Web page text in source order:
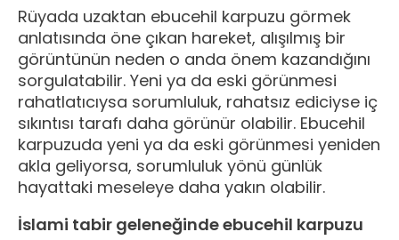
Rüyada uzaktan ebucehil karpuzu görmek
anlatısında öne çıkan hareket, alışılmış bir
görüntünün neden o anda önem kazandığını
sorgulatabilir. Yeni ya da eski görünmesi
rahatlatıcıysa sorumluluk, rahatsız ediciyse iç
sıkıntısı tarafı daha görünür olabilir. Ebucehil
karpuzuda yeni ya da eski görünmesi yeniden
akla geliyorsa, sorumluluk yönü günlük
hayattaki meseleye daha yakın olabilir.
İslami tabir geleneğinde ebucehil karpuzu